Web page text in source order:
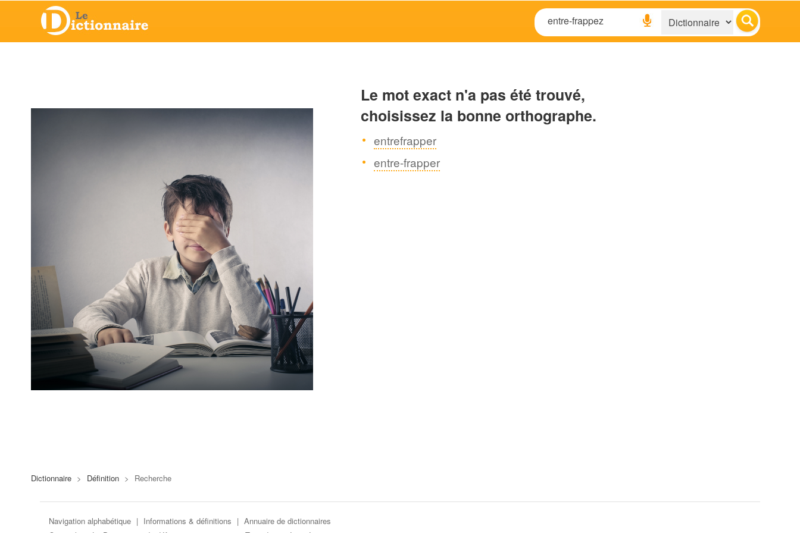
Le mot exact n'a pas été trouvé,
choisissez la bonne orthographe.
entrefrapper
entre-frapper
Dictionnaire > Définition > Recherche
Navigation alphabétique | Informations & définitions | Annuaire de dictionnaires